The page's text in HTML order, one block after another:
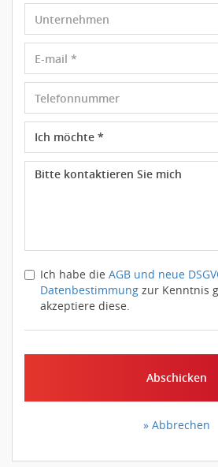
Ich habe die AGB und neue
Datenbestimmung zur Kenntnis
akzeptiere diese.
Abschicken
» Abbrechen